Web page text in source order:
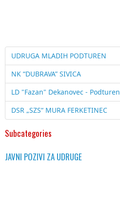
UDRUGA MLADIH PODTUREN
NK “DUBRAVA” SIVICA
LD "Fazan" Dekanovec - Podturen
DSR „SZS“ MURA FERKETINEC
Subcategories
JAVNI POZIVI ZA UDRUGE